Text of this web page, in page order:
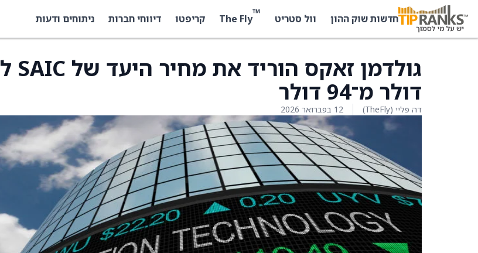
חדשות שוק ההון וול סטריט ™
The Fly קריפטו דיווחי חברות ניתוחים ודעות
דולר מ־94 דולר
דה פליי (TheFly) 12 בפברואר 2026